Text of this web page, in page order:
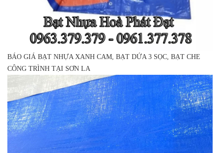
BÁO GIÁ BẠT NHỰA XANH CAM, BẠT DỨA 3 SỌC, BẠT CHE
CÔNG TRÌNH TẠI SƠN LA